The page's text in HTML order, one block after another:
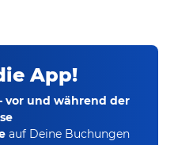
App!
vor und während der
auf Deine Buchungen